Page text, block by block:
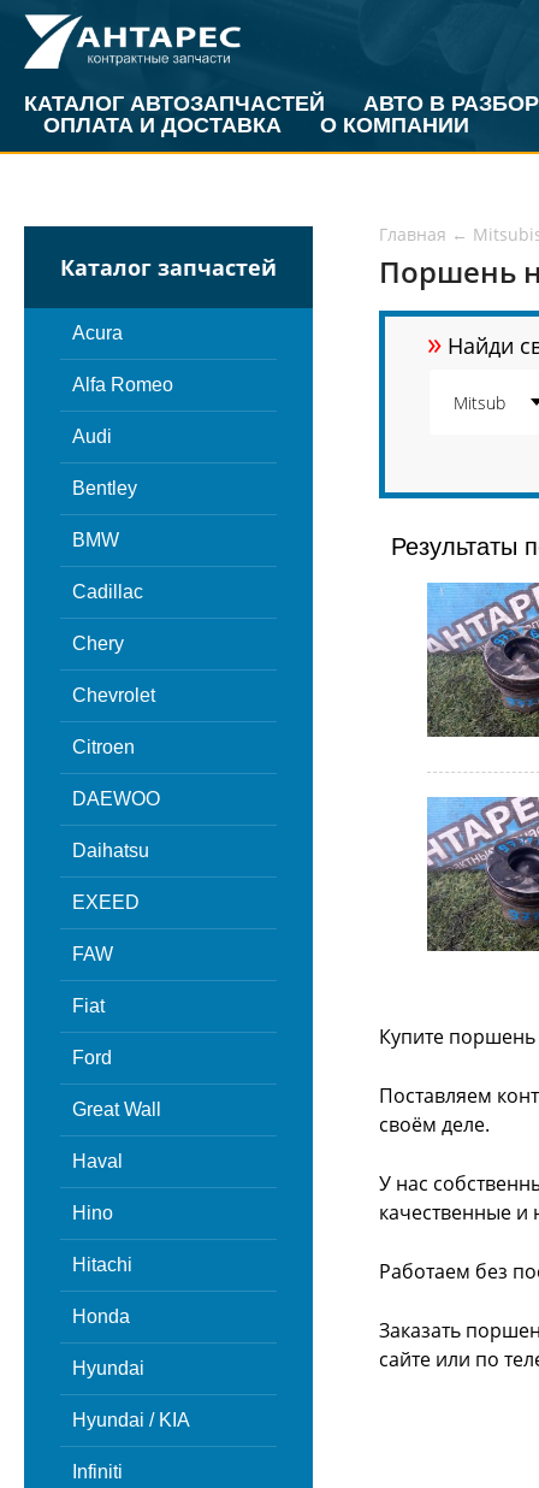
КАТАЛОГ АВТОЗАПЧАСТЕЙ
АВТО В РАЗБОР
ОПЛАТА И ДОСТАВКА
О КОМПАНИИ
Каталог запчастей
Acura
Alfa Romeo
Audi
Bentley
BMW
Cadillac
Chery
Chevrolet
Citroen
DAEWOO
Daihatsu
EXEED
FAW
Fiat
Ford
Great Wall
Haval
Hino
Hitachi
Honda
Hyundai
Hyundai / KIA
Infiniti
Главная ←
Поршень
» Найди
Результаты
Купите
Поставляем
своём деле.
У нас
качественные и
Работаем без
Заказать
сайте или по